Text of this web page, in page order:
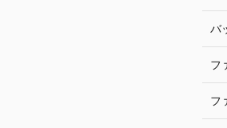
バ
フ
フ